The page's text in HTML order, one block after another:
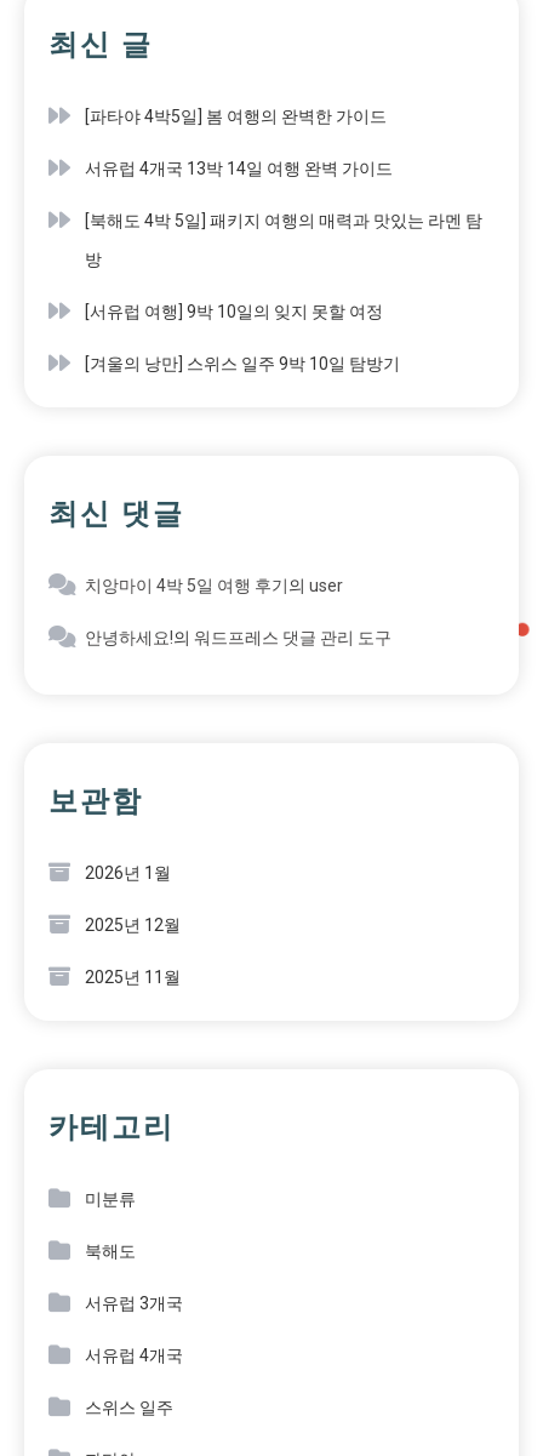
최신 글
[파타야 4박5일] 봄 여행의 완벽한 가이드
서유럽 4개국 13박 14일 여행 완벽 가이드
[북해도 4박 5일] 패키지 여행의 매력과 맛있는 라멘 탐
방
[서유럽 여행] 9박 10일의 잊지 못할 여정
[겨울의 낭만] 스위스 일주 9박 10일 탐방기
최신 댓글
치앙마이 4박 5일 여행 후기의 user
안녕하세요!의 워드프레스 댓글 관리 도구
보관함
2026년 1월
2025년 12월
2025년 11월
카테고리
미분류
북해도
서유럽 3개국
서유럽 4개국
스위스 일주